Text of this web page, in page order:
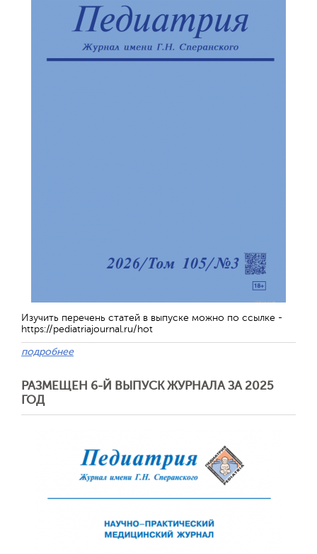
Изучить перечень статей в выпуске можно по ссылке -
https://pediatriajournal.ru/hot
подробнее
РАЗМЕЩЕН 6-Й ВЫПУСК ЖУРНАЛА ЗА 2025
ГОД